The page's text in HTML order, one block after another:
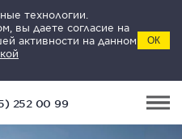
технологии.
вы даете согласие на
активности на данном
ОК
252 00 99